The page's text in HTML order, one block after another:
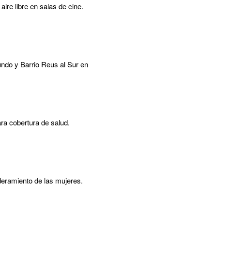
libre en salas de cine.
y Barrio Reus al Sur en
cobertura de salud.
de las mujeres.